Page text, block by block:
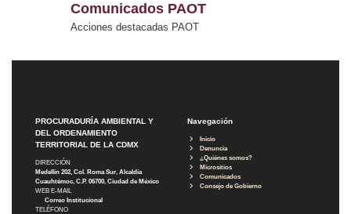
Comunicados PAOT
Acciones destacadas PAOT
PROCURADURÍA AMBIENTAL Y
DEL ORDENAMIENTO
TERRITORIAL DE LA CDMX
DIRECCIÓN
Medellín 202, Col. Roma Sur, Alcaldía
Cuauhtémoc, C.P. 06700, Ciudad de México
WEB E-MAIL
Correo Institucional
TELÉFONO
Navegación
Inicio
Denuncia
¿Quiénes somos?
Micrositios
Comunicados
Consejo de Gobierno